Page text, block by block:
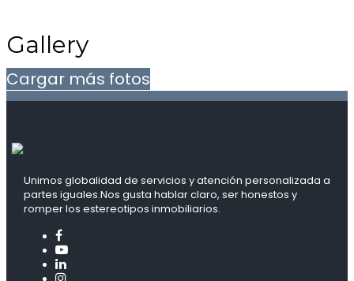
Gallery
Cargar más fotos
Unimos globalidad de servicios y atención personalizada a
partes iguales.Nos gusta hablar claro, ser honestos y
romper los estereotipos inmobiliarios.